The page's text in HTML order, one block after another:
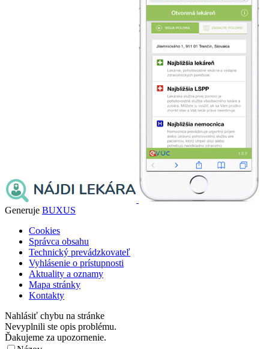
Generuje BUXUS
Cookies
Správca obsahu
Technický prevádzkovateľ
Vyhlásenie o prístupnosti
Aktuality a oznamy
Mapa stránky
Kontakty
Nahlásiť chybu na stránke
Nevyplnili ste opis problému.
Ďakujeme za upozornenie.